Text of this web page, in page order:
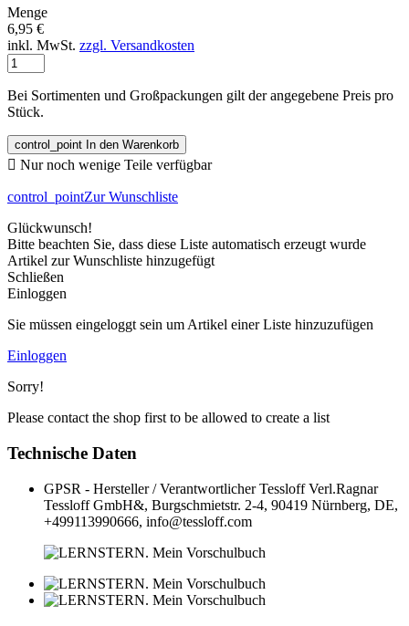
Menge
6,95 €
inkl. MwSt. zzgl. Versandkosten
Bei Sortimenten und Großpackungen gilt der angegebene Preis pro
Stück.
control_point In den Warenkorb
 Nur noch wenige Teile verfügbar
control_pointZur Wunschliste
Glückwunsch!
Bitte beachten Sie, dass diese Liste automatisch erzeugt wurde
Artikel zur Wunschliste hinzugefügt
Schließen
Einloggen
Sie müssen eingeloggt sein um Artikel einer Liste hinzuzufügen
Einloggen
Sorry!
Please contact the shop first to be allowed to create a list
Technische Daten
GPSR - Hersteller / Verantwortlicher Tessloff Verl.Ragnar
Tessloff GmbH&, Burgschmietstr. 2-4, 90419 Nürnberg, DE,
+499113990666, info@tessloff.com